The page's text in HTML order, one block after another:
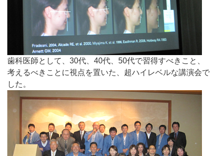
歯科医師として、30代、40代、50代で習得すべきこと、
考えるべきことに視点を置いた、超ハイレベルな講演会で
した。